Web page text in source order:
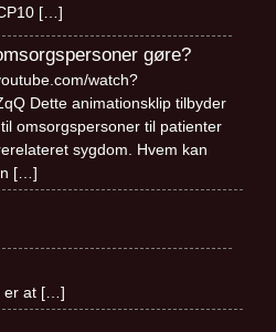
[…]
gøre?
watch?
Dette animationsklip tilbyder
omsorgspersoner til patienter
sygdom. Hvem kan
[…]
er at […]